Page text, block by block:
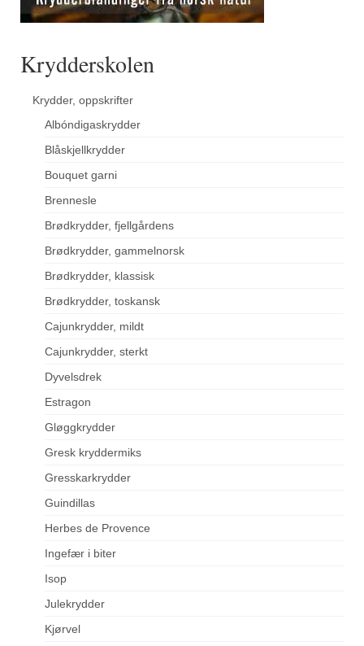
Krydderskolen
Krydder, oppskrifter
Albóndigaskrydder
Blåskjellkrydder
Bouquet garni
Brennesle
Brødkrydder, fjellgårdens
Brødkrydder, gammelnorsk
Brødkrydder, klassisk
Brødkrydder, toskansk
Cajunkrydder, mildt
Cajunkrydder, sterkt
Dyvelsdrek
Estragon
Gløggkrydder
Gresk kryddermiks
Gresskarkrydder
Guindillas
Herbes de Provence
Ingefær i biter
Isop
Julekrydder
Kjørvel